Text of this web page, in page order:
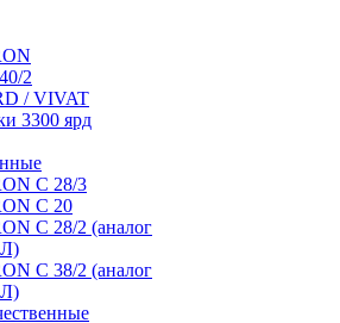
2
/ VIVAT
3300 ярд
C 28/3
C 20
C 28/2 (аналог
C 38/2 (аналог